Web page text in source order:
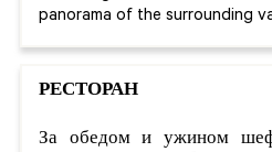
panorama of the surrounding
РЕСТОРАН
За обедом и ужином